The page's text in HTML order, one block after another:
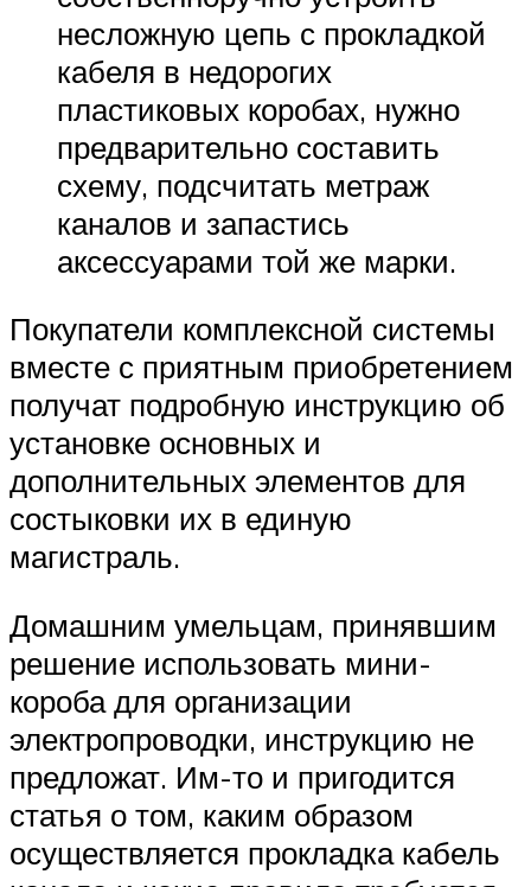
несложную цепь с прокладкой
кабеля в недорогих
пластиковых коробах, нужно
предварительно составить
схему, подсчитать метраж
каналов и запастись
аксессуарами той же марки.
Покупатели комплексной системы
вместе с приятным приобретением
получат подробную инструкцию об
установке основных и
дополнительных элементов для
состыковки их в единую
магистраль.
Домашним умельцам, принявшим
решение использовать мини-
короба для организации
электропроводки, инструкцию не
предложат. Им-то и пригодится
статья о том, каким образом
осуществляется прокладка кабель